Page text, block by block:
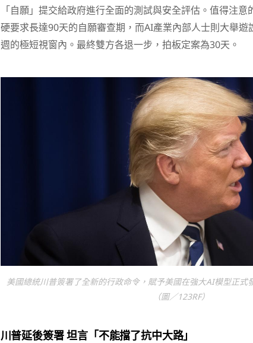
「自願」提交給政府進行全面的測試與安全評估。值得注
硬要求長達90天的自願審查期，而AI產業內部人士則大舉遊
週的極短視窗內。最終雙方各退一步，拍板定案為30天。
美國總統川普簽署了全新的行政命令，賦予美國在強大AI模型正式
（圖／123RF）
川普延後簽署 坦言「不能擋了抗中大路」